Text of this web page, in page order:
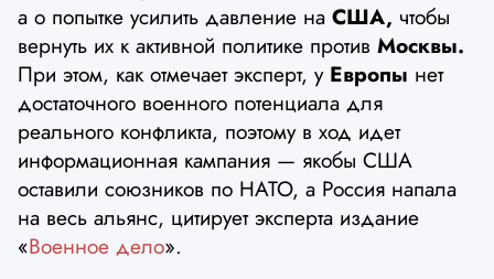
а о попытке усилить давление на США, чтобы
вернуть их к активной политике против Москвы.
При этом, как отмечает эксперт, у Европы нет
достаточного военного потенциала для
реального конфликта, поэтому в ход идет
информационная кампания — якобы США
оставили союзников по НАТО, а Россия напала
на весь альянс, цитирует эксперта издание
«Военное дело».